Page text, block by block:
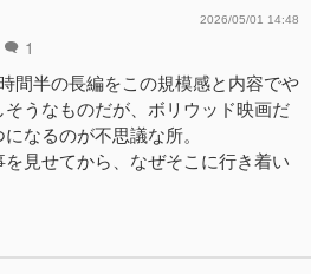
1
2026/05/01 14:48
間半の長編をこの規模感と内容でや
そうなものだが、ボリウッド映画だ
なるのが不思議な所。
見せてから、なぜそこに行き着い